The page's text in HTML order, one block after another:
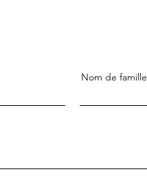
Nom de famille